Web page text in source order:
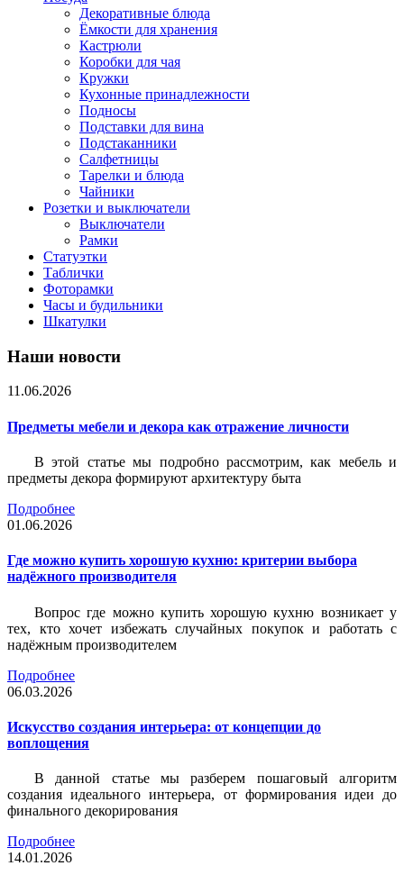
Декоративные блюда
Ёмкости для хранения
Кастрюли
Коробки для чая
Кружки
Кухонные принадлежности
Подносы
Подставки для вина
Подстаканники
Салфетницы
Тарелки и блюда
Чайники
Розетки и выключатели
Выключатели
Рамки
Статуэтки
Таблички
Фоторамки
Часы и будильники
Шкатулки
Наши новости
11.06.2026
Предметы мебели и декора как отражение личности
В этой статье мы подробно рассмотрим, как мебель и
предметы декора формируют архитектуру быта
Подробнее
01.06.2026
Где можно купить хорошую кухню: критерии выбора
надёжного производителя
Вопрос где можно купить хорошую кухню возникает у
тех, кто хочет избежать случайных покупок и работать с
надёжным производителем
Подробнее
06.03.2026
Искусство создания интерьера: от концепции до
воплощения
В данной статье мы разберем пошаговый алгоритм
создания идеального интерьера, от формирования идеи до
финального декорирования
Подробнее
14.01.2026